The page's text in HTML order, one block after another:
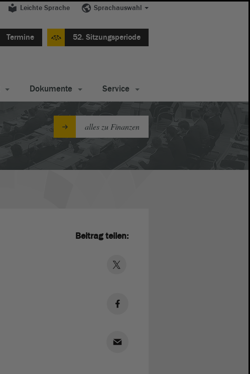
Leichte Sprache Sprachauswahl
Termine 52. Sitzungsperiode
Dokumente Service
alles zu Finanzen
Beitrag teilen: